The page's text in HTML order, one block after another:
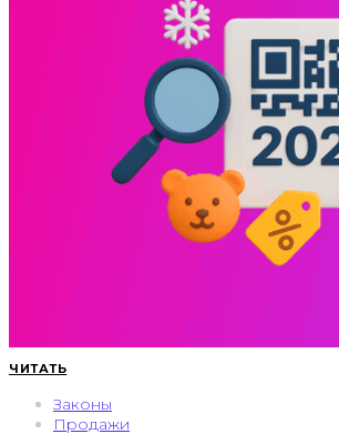
ЧИТАТЬ
Законы
Продажи